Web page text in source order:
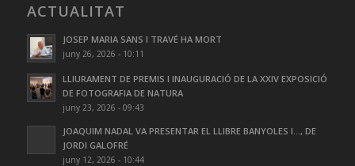
ACTUALITAT
JOSEP MARIA SANS I TRAVÉ HA MORT
juny 26, 2026 - 10:11
LLIURAMENT DE PREMIS I INAUGURACIÓ DE LA XXIV EXPOSICIÓ
DE FOTOGRAFIA DE NATURA
juny 23, 2026 - 09:43
JOAQUIM NADAL VA PRESENTAR EL LLIBRE BANYOLES I…, DE
JORDI GALOFRÉ
juny 12, 2026 - 10:44